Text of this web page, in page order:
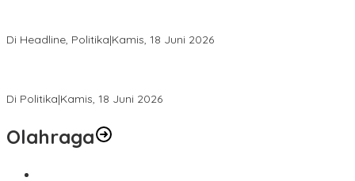
Di Headline, Politika|Kamis, 18 Juni 2026
Di Politika|Kamis, 18 Juni 2026
Olahraga